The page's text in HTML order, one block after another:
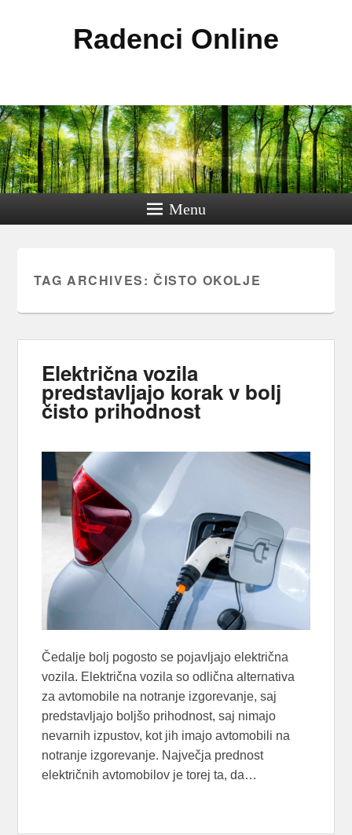
Radenci Online
Menu
TAG ARCHIVES: ČISTO OKOLJE
Električna vozila
predstavljajo korak v bolj
čisto prihodnost
Čedalje bolj pogosto se pojavljajo električna
vozila. Električna vozila so odlična alternativa
za avtomobile na notranje izgorevanje, saj
predstavljajo boljšo prihodnost, saj nimajo
nevarnih izpustov, kot jih imajo avtomobili na
notranje izgorevanje. Največja prednost
električnih avtomobilov je torej ta, da…